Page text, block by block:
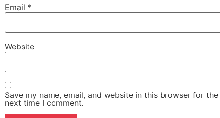
Email *
Website
Save my name, email, and website in this browser for the
next time I comment.